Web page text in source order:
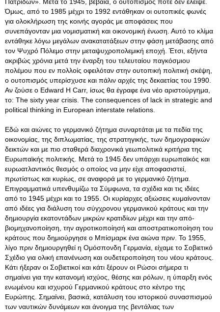
Όμως, από το 1985 μέχρι το 1992 εντάθηκαν οι ουτοπικές φωνές
για ολοκλήρωση της κοινής αγοράς με αποφάσεις που
συνεπάγονταν μια νομισματική και οικονομική ένωση. Αυτό το κλίμα
εντάθηκε λόγω μεγάλων ανακατατάξεων στην φάση μετάβασης από
τον Ψυχρό Πόλεμο στην μεταψυχροπολεμική εποχή. Έτσι, εξήντα
ακριβώς χρόνια μετά την έναρξη του τελευταίου παγκόσμιου
πολέμου που εν πολλοίς οφειλόταν στην ουτοπική πολιτική σκέψη,
ο ουτοπισμός υπερίσχυσε και πάλιν αρχές της δεκαετίας του 1990.
Αν ζούσε ο Edward H Carr, ίσως θα έγραφε ένα νέο αριστούργημα,
το: The sixty year crisis. The consequences of lack in strategic and
political thinking in European interstate relations.
Εδώ και αιώνες το γερμανικό ζήτημα συναρτάται με τα πεδία της
οικονομίας, της διπλωματίας, της στρατηγικής, των δημογραφικών
δεικτών και με πιο σταθερά διαχρονικά γεωπολιτικά κριτήρια της
Ευρωπαϊκής πολιτικής. Μετά το 1945 δεν υπάρχει ευρωπαϊκός και
ευρωατλαντικός θεσμός ο οποίος να μην είχε αποφασιστεί,
πρωτίστως και κυρίως, σε αναφορά με το γερμανικό ζήτημα.
Επιγραμματικά υπενθυμίζω τα Σύμφωνα, τα σχέδια και τις ιδέες
από το 1945 μέχρι και το 1955. Οι κυρίαρχες αξιώσεις κυμαίνονταν
από ιδέες για διάλυση του σύγχρονου γερμανικού κράτους και την
δημιουργία εκατοντάδων μικρών κρατιδίων μέχρι και την από-
βιομηχανοποίηση, την αγροτικοποίησή και αποστρατικοποίηση του
κράτους που δημιούργησε ο Μπίσμαρκ ένα αιώνα πριν. To 1955,
λίγο πριν δημιουργηθεί η Ομόσπονδη Γερμανία, είχαμε το Σοβιετικό
Σχέδιο για ολική επανένωση και ουδετεροποίηση του νέου κράτους.
Κάτι ήξεραν οι Σοβιετικοί και κάτι ξέρουν οι Ρώσοι σήμερα τι
σημαίνει για την κατανομή ισχύος, θέσης και ρόλων, η ύπαρξη ενός
ενωμένου και ισχυρού Γερμανικού κράτους στο κέντρο της
Ευρώπης. Σημαίνει, βασικά, κατάλυση του ιστορικού συνασπισμού
των ναυτικών δυνάμεων και άνοιγμα της βεντάλιας των